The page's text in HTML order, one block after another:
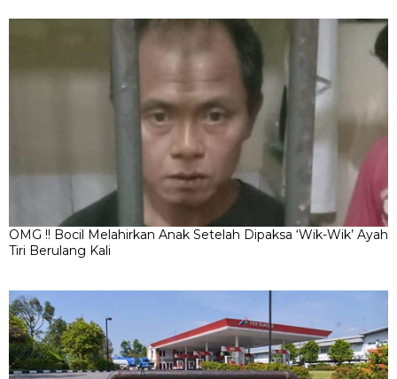
OMG !! Bocil Melahirkan Anak Setelah Dipaksa ‘Wik-Wik’ Ayah
Tiri Berulang Kali